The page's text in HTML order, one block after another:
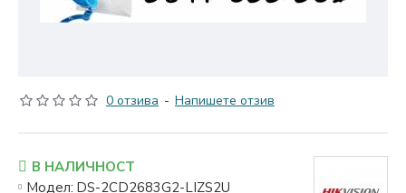
0 отзива - Напишете отзив
В НАЛИЧНОСТ
Модел: DS-2CD2683G2-LIZS2U